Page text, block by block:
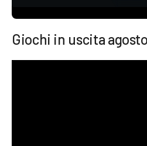
Giochi in uscita